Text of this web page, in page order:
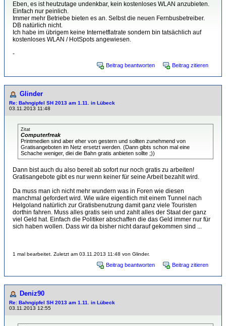
Eben, es ist heutzutage undenkbar, kein kostenloses WLAN anzubieten.
Einfach nur peinlich.
Immer mehr Betriebe bieten es an. Selbst die neuen Fernbusbetreiber.
DB natürlich nicht.
Ich habe im übrigem keine Internetflatrate sondern bin tatsächlich auf
kostenloses WLAN / HotSpots angewiesen.
-
Beitrag beantworten Beitrag zitieren
Glinder
Re: Bahngipfel SH 2013 am 1.11. in Lübeck
03.11.2013 11:48
Zitat
Computerfreak
Printmedien sind aber eher von gestern und sollten zunehmend von
Gratisangeboten im Netz ersetzt werden. (Dann gibts schon mal eine
Schache weniger, diei die Bahn gratis anbieten sollte ;))
Dann bist auch du also bereit ab sofort nur noch gratis zu arbeiten!
Gratisangebote gibt es nur wenn keiner für seine Arbeit bezahlt wird.
Da muss man ich nicht mehr wundern was in Foren wie diesen
manchmal gefordert wird. Wie wäre eigentlich mit einem Tunnel nach
Helgoland natürlich zur Gratisbenutzung damit ganz viele Touristen
dorthin fahren. Muss alles gratis sein und zahlt alles der Staat der ganz
viel Geld hat. Einfach die Politiker abschaffen die das Geld immer nur für
sich haben wollen. Dass wir da bisher nicht darauf gekommen sind ...
1 mal bearbeitet. Zuletzt am 03.11.2013 11:48 von Glinder.
Beitrag beantworten Beitrag zitieren
Deniz90
Re: Bahngipfel SH 2013 am 1.11. in Lübeck
03.11.2013 12:55